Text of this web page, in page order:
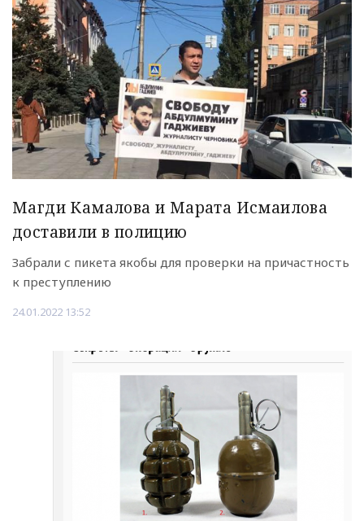
Магди Камалова и Марата Исмаилова
доставили в полицию
Забрали с пикета якобы для проверки на причастность
к преступлению
24.01.2022 13:52